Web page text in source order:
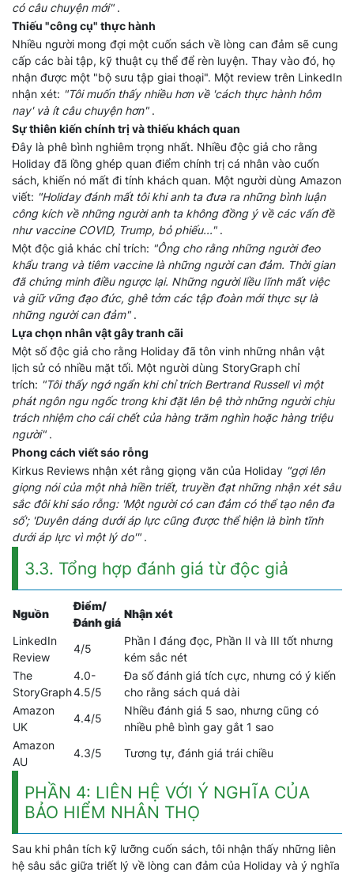
có câu chuyện mới".
Thiếu "công cụ" thực hành
Nhiều người mong đợi một cuốn sách về lòng can đảm sẽ cung
cấp các bài tập, kỹ thuật cụ thể để rèn luyện. Thay vào đó, họ
nhận được một "bộ sưu tập giai thoại". Một review trên LinkedIn
nhận xét: "Tôi muốn thấy nhiều hơn về 'cách thực hành hôm
nay' và ít câu chuyện hơn".
Sự thiên kiến chính trị và thiếu khách quan
Đây là phê bình nghiêm trọng nhất. Nhiều độc giả cho rằng
Holiday đã lồng ghép quan điểm chính trị cá nhân vào cuốn
sách, khiến nó mất đi tính khách quan. Một người dùng Amazon
viết: "Holiday đánh mất tôi khi anh ta đưa ra những bình luận
công kích về những người anh ta không đồng ý về các vấn đề
như vaccine COVID, Trump, bỏ phiếu...".
Một độc giả khác chỉ trích: "Ông cho rằng những người đeo
khẩu trang và tiêm vaccine là những người can đảm. Thời gian
đã chứng minh điều ngược lại. Những người liều lĩnh mất việc
và giữ vững đạo đức, ghê tởm các tập đoàn mới thực sự là
những người can đảm".
Lựa chọn nhân vật gây tranh cãi
Một số độc giả cho rằng Holiday đã tôn vinh những nhân vật
lịch sử có nhiều mặt tối. Một người dùng StoryGraph chỉ
trích: "Tôi thấy ngớ ngẩn khi chỉ trích Bertrand Russell vì một
phát ngôn ngu ngốc trong khi đặt lên bệ thờ những người chịu
trách nhiệm cho cái chết của hàng trăm nghìn hoặc hàng triệu
người".
Phong cách viết sáo rỗng
Kirkus Reviews nhận xét rằng giọng văn của Holiday "gợi lên
giọng nói của một nhà hiền triết, truyền đạt những nhận xét sâu
sắc đôi khi sáo rỗng: 'Một người có can đảm có thể tạo nên đa
số'; 'Duyên dáng dưới áp lực cũng được thể hiện là bình tĩnh
dưới áp lực vì một lý do'".
3.3. Tổng hợp đánh giá từ độc giả
Nguồn
Điểm/
Đánh giá
Nhận xét
LinkedIn
Review
4/5
Phần I đáng đọc, Phần II và III tốt nhưng
kém sắc nét
The
StoryGraph
4.0-
4.5/5
Đa số đánh giá tích cực, nhưng có ý kiến
cho rằng sách quá dài
Amazon
UK
4.4/5
Nhiều đánh giá 5 sao, nhưng cũng có
nhiều phê bình gay gắt 1 sao
Amazon
AU
4.3/5 Tương tự, đánh giá trái chiều
PHẦN 4: LIÊN HỆ VỚI Ý NGHĨA CỦA
BẢO HIỂM NHÂN THỌ
Sau khi phân tích kỹ lưỡng cuốn sách, tôi nhận thấy những liên
hệ sâu sắc giữa triết lý về lòng can đảm của Holiday và ý nghĩa